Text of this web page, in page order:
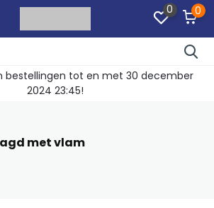
0 0
bestellingen tot en met 30 december
2024 23:45!
met vlam